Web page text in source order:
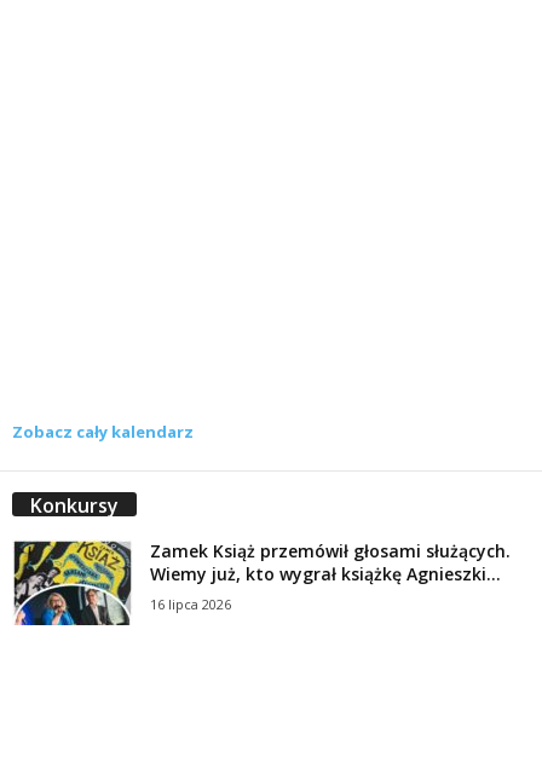
Zobacz cały kalendarz
Konkursy
Zamek Książ przemówił głosami służących.
Wiemy już, kto wygrał książkę Agnieszki...
16 lipca 2026